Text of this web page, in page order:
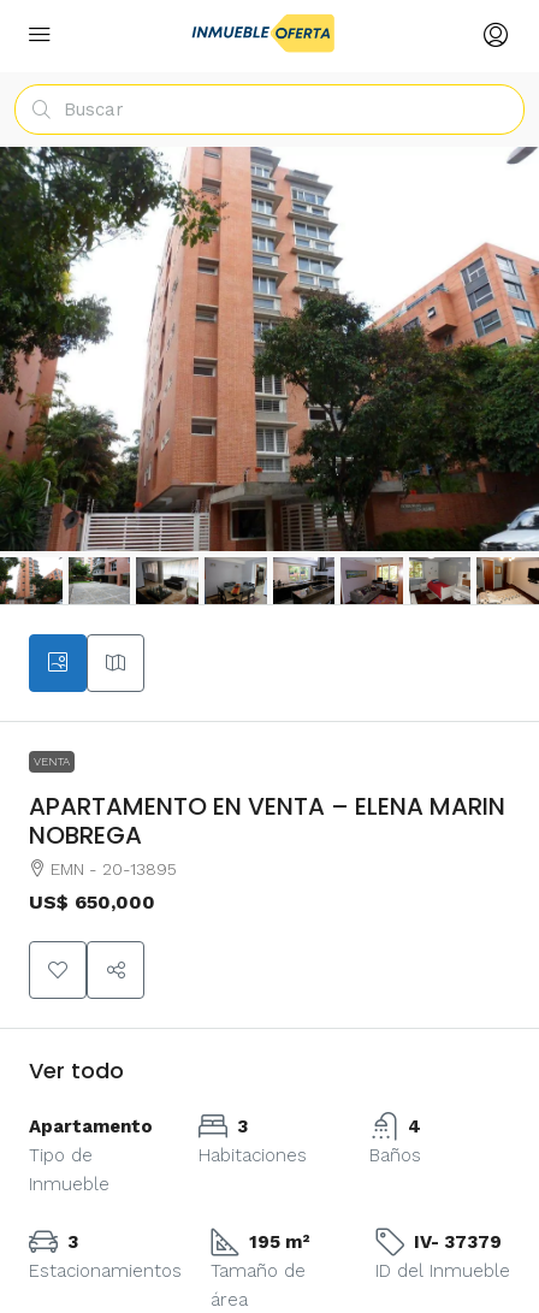
VENTA
APARTAMENTO EN VENTA – ELENA MARIN
NOBREGA
EMN - 20-13895
US$ 650,000
Ver todo
Apartamento
Tipo de
Inmueble
3
Habitaciones
4
Baños
3
Estacionamientos
195 m²
Tamaño de
área
IV- 37379
ID del Inmueble